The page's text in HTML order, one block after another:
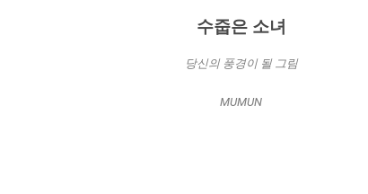
수줍은 소녀
당신의 풍경이 될 그림
MUMUN